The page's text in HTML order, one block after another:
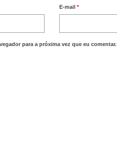
E-mail*
para a próxima vez que eu comentar.